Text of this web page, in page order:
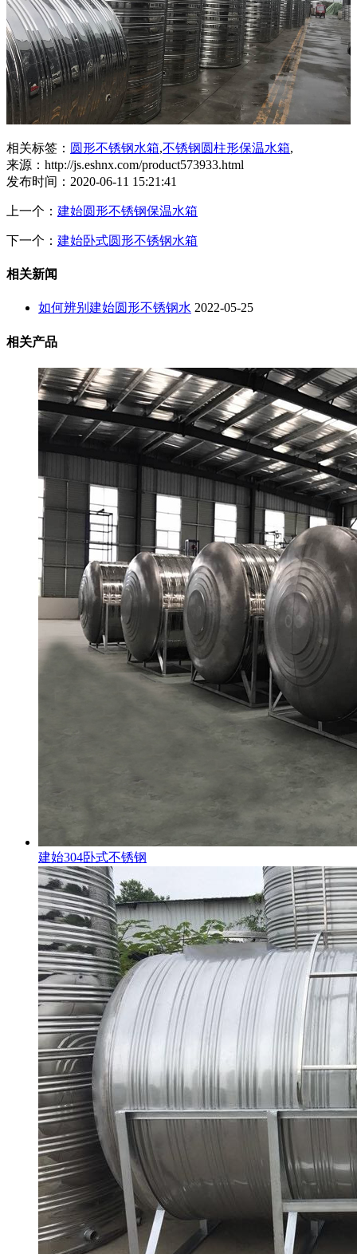
相关标签： 圆形不锈钢水箱,不锈钢圆柱形保温水箱,
来源：http://js.eshnx.com/product573933.html
发布时间：2020-06-11 15:21:41
上一个： 建始圆形不锈钢保温水箱
下一个： 建始卧式圆形不锈钢水箱
相关新闻
如何辨别建始圆形不锈钢水 2022-05-25
相关产品
建始304卧式不锈钢